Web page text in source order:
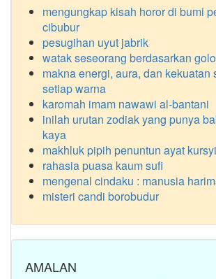
mengungkap kisah horor di bumi
cibubur
pesugihan uyut jabrik
watak seseorang berdasarkan
makna energi, aura, dan kekuatan
setiap warna
karomah imam nawawi al-bantani
inilah urutan zodiak yang punya
kaya
makhluk pipih penuntun ayat kursyi
rahasia puasa kaum sufi
mengenal cindaku : manusia
misteri candi borobudur
AMALAN